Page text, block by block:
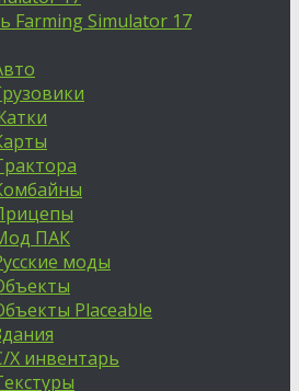
Farming Simulator 17
ПАК
моды
Placeable
Х инвентарь